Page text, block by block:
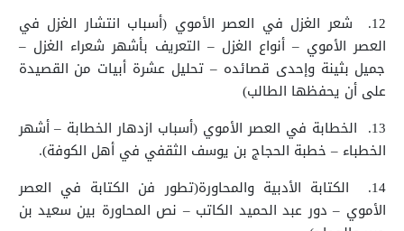
12.
شعر الغزل في العصر الأموي (أسباب انتشار الغزل في
العصر الأموي – أنواع الغزل – التعريف بأشهر شعراء الغزل –
جميل بثينة وإحدى قصائده – تحليل عشرة أبيات من القصيدة
على أن يحفظها الطالب)
13.
الخطابة في العصر الأموي (أسباب ازدهار الخطابة – أشهر
الخطباء – خطبة الحجاج بن يوسف الثقفي في أهل الكوفة).
14.
الكتابة الأدبية والمحاورة(تطور فن الكتابة في العصر
الأموي – دور عبد الحميد الكاتب – نص المحاورة بين سعيد بن